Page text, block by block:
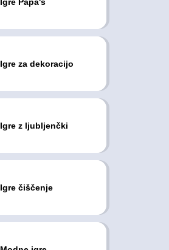
Igre za dekoracijo
Igre z ljubljenčki
Igre čiščenje